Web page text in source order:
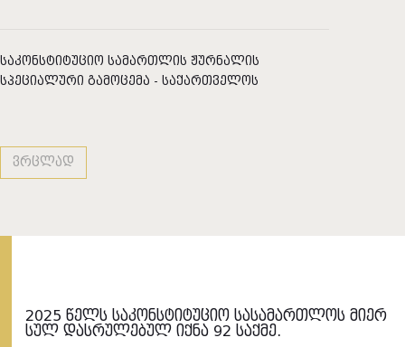
საკონსტიტუციო სამართლის ჟურნალის
სპეციალური გამოცემა - საქართველოს
ვრცლად
2025 წელს საკონსტიტუციო სასამართლოს მიერ
სულ დასრულებულ იქნა 92 საქმე.